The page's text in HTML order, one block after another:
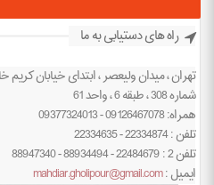
راه های دستیابی به ما
تهران ، میدان ولیعصر ، ابتدای خیابان کریم
شماره 308 ، طبقه 6 ، واحد 61
همراه: 09126467078 - 09377324013
تلفن : 22334874 - 22334635
تلفن 2 : 22484679 - 88934494 - 88947340
ایمیل :mahdiar.gholipour@gmail.com